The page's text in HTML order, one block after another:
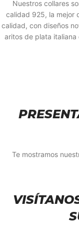
Nuestros collares
calidad 925, la mejor
calidad, con diseños
aritos de plata italiana
Te mostramos